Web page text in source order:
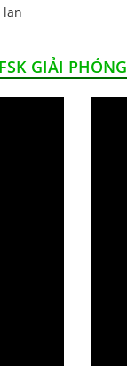
lan
GIẢI PHÓNG